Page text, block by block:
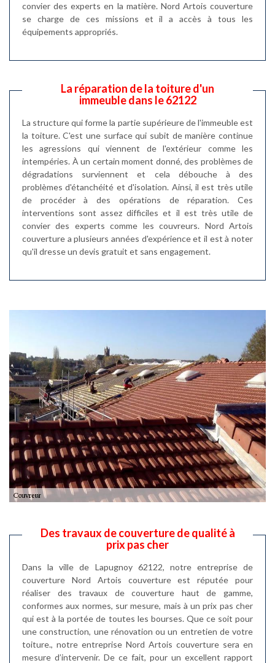
convier des experts en la matière. Nord Artois couverture
se charge de ces missions et il a accès à tous les
équipements appropriés.
La réparation de la toiture d'un
immeuble dans le 62122
La structure qui forme la partie supérieure de l'immeuble est
la toiture. C'est une surface qui subit de manière continue
les agressions qui viennent de l'extérieur comme les
intempéries. À un certain moment donné, des problèmes de
dégradations surviennent et cela débouche à des
problèmes d'étanchéité et d'isolation. Ainsi, il est très utile
de procéder à des opérations de réparation. Ces
interventions sont assez difficiles et il est très utile de
convier des experts comme les couvreurs. Nord Artois
couverture a plusieurs années d'expérience et il est à noter
qu'il dresse un devis gratuit et sans engagement.
Des travaux de couverture de qualité à
prix pas cher
Dans la ville de Lapugnoy 62122, notre entreprise de
couverture Nord Artois couverture est réputée pour
réaliser des travaux de couverture haut de gamme,
conformes aux normes, sur mesure, mais à un prix pas cher
qui est à la portée de toutes les bourses. Que ce soit pour
une construction, une rénovation ou un entretien de votre
toiture., notre entreprise Nord Artois couverture sera en
mesure d’intervenir. De ce fait, pour un excellent rapport